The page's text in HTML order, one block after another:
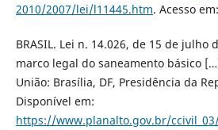
2010/2007/lei/l11445.htm. Acesso
BRASIL. Lei n. 14.026, de 15 de julho
marco legal do saneamento básico
União: Brasília, DF, Presidência da
Disponível em:
https://www.planalto.gov.br/